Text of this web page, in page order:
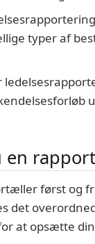
typer af
først og
det
at opsætte